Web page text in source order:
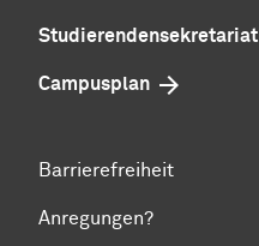
Studierenden­sekretariat
Campusplan
Barrierefreiheit
Anregungen?